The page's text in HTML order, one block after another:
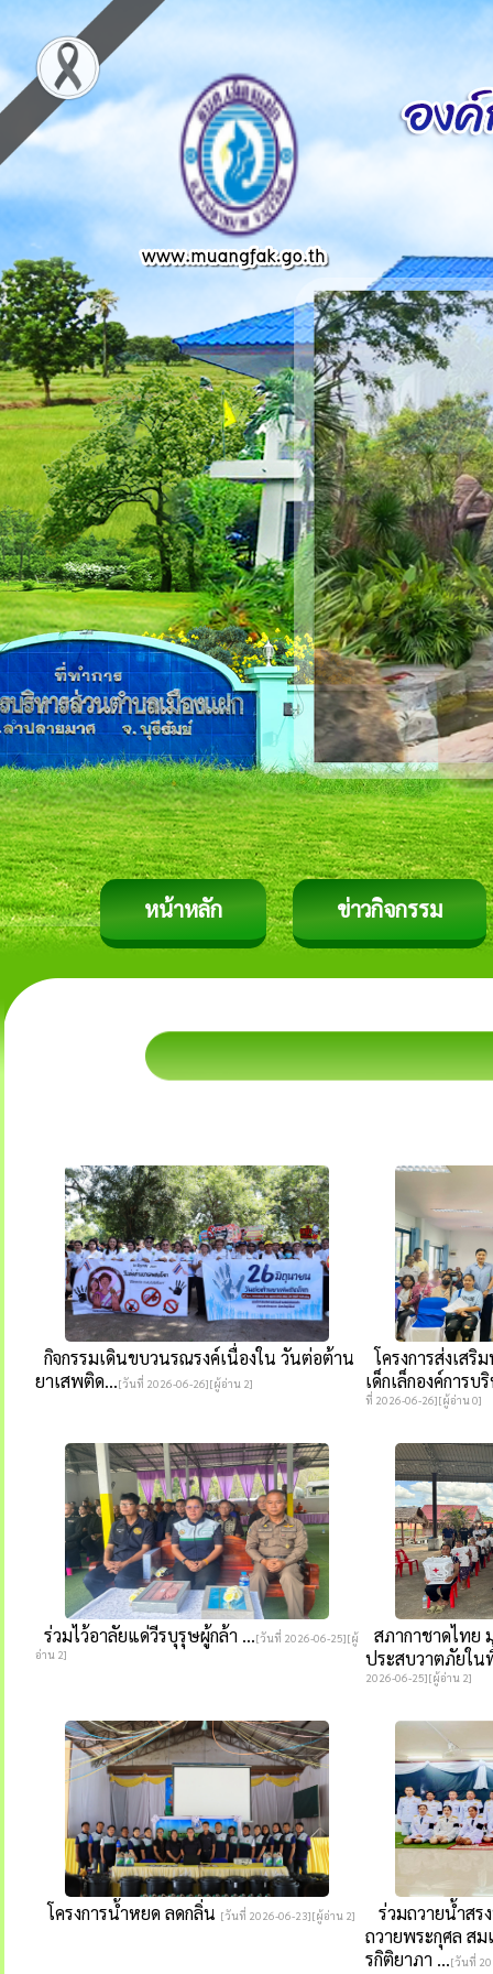
หน้าหลัก ข่าวกิจกรรม
กิจกรรมเดินขบวนรณรงค์เนื่องใน วันต่อต้าน
ยาเสพติด...[วันที่ 2026-06-26][ผู้อ่าน 2]
โครงการส่งเส
เด็กเล็กองค์การ
ที่ 2026-06-26][ผู้อ่าน 0]
ร่วมไว้อาลัยแด่วีรบุรุษผู้กล้า ...[วันที่ 2026-06-25][ผู้
อ่าน 2]
สภากาชาดไทย
ประสบวาตภัยใน
2026-06-25][ผู้อ่าน 2]
โครงการน้ำหยด ลดกลิ่น [วันที่ 2026-06-23][ผู้อ่าน 2]
ร่วมถวายน้ำส
ถวายพระกุศล สม
รกิติยาภา ...[วันที่